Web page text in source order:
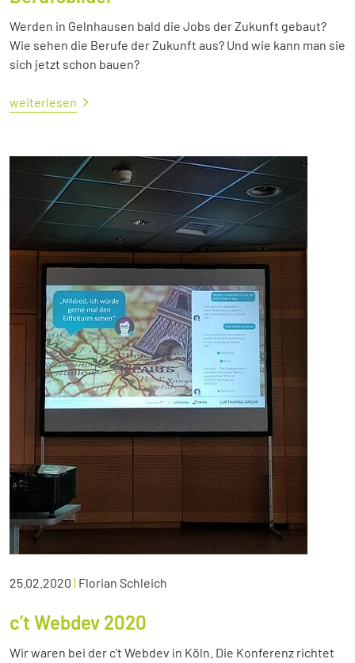
Werden in Gelnhausen bald die Jobs der Zukunft gebaut?
Wie sehen die Berufe der Zukunft aus? Und wie kann man sie
sich jetzt schon bauen?
weiterlesen
25.02.2020 | Florian Schleich
c’t Webdev 2020
Wir waren bei der c’t Webdev in Köln. Die Konferenz richtet